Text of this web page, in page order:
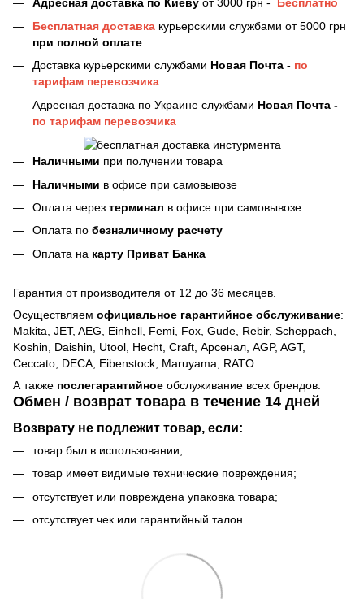
Адресная доставка по Киеву от 3000 грн -
Бесплатно
Бесплатная доставка курьерскими службами от 5000 грн
при полной оплате
Доставка курьерскими службами Новая Почта - по
тарифам перевозчика
Адресная доставка по Украине службами Новая Почта -
по тарифам перевозчика
Наличными при получении товара
Наличными в офисе при самовывозе
Оплата через терминал в офисе при самовывозе
Оплата по безналичному расчету
Оплата на карту Приват Банка
Гарантия от производителя от 12 до 36 месяцев.
Осуществляем официальное гарантийное обслуживание:
Makita, JET, AEG, Einhell, Femi, Fox, Gude, Rebir, Scheppach,
Koshin, Daishin, Utool, Hecht, Craft, Арсенал, AGP, AGT,
Ceccato, DECA, Eibenstock, Maruyama, RATO
А также послегарантийное обслуживание всех брендов.
Обмен / возврат товара в течение 14 дней
Возврату не подлежит товар, если:
товар был в использовании;
товар имеет видимые технические повреждения;
отсутствует или повреждена упаковка товара;
отсутствует чек или гарантийный талон.